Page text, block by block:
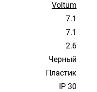
Voltum
7.1
7.1
2.6
Черный
Пластик
IP 30